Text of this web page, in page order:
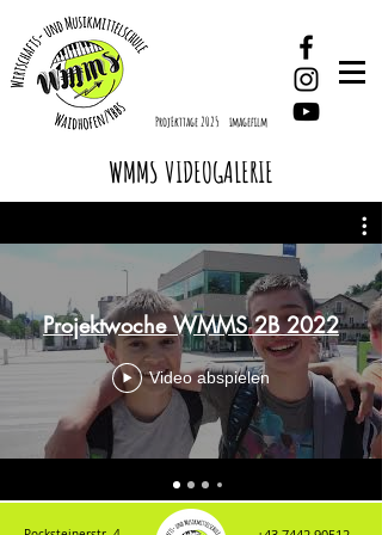
imagefilm
ProjEkttage 2025
WMMS VIDEOGALERIE
Projektwoche WMMS 2B 2022
Video abspielen